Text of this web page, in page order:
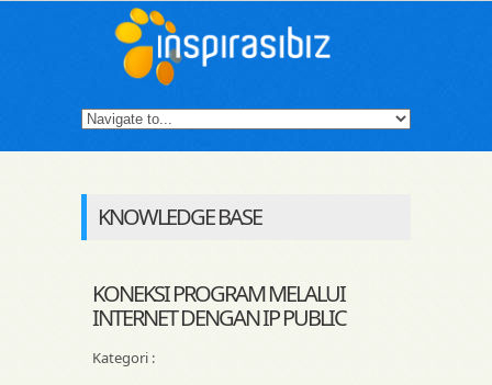
KNOWLEDGE BASE
KONEKSI PROGRAM MELALUI
INTERNET DENGAN IP PUBLIC
Kategori :